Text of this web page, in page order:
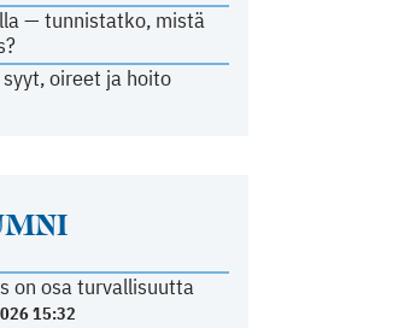
— tunnistatko, mistä
oireet ja hoito
on osa turvallisuutta
15:32